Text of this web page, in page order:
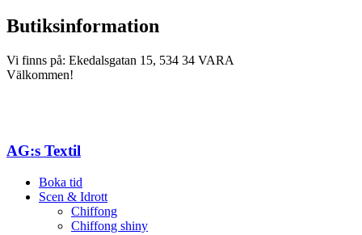
Butiksinformation
Vi finns på: Ekedalsgatan 15, 534 34 VARA
Välkommen!
AG:s Textil
Boka tid
Scen & Idrott
Chiffong
Chiffong shiny